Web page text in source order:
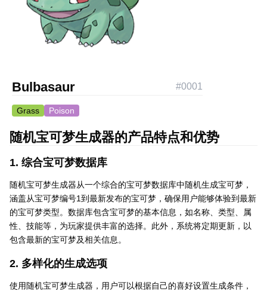
Bulbasaur #0001
Grass Poison
随机宝可梦生成器的产品特点和优势
1. 综合宝可梦数据库
随机宝可梦生成器从一个综合的宝可梦数据库中随机生成宝可梦，
涵盖从宝可梦编号1到最新发布的宝可梦，确保用户能够体验到最新
的宝可梦类型。数据库包含宝可梦的基本信息，如名称、类型、属
性、技能等，为玩家提供丰富的选择。此外，系统将定期更新，以
包含最新的宝可梦及相关信息。
2. 多样化的生成选项
使用随机宝可梦生成器，用户可以根据自己的喜好设置生成条件，